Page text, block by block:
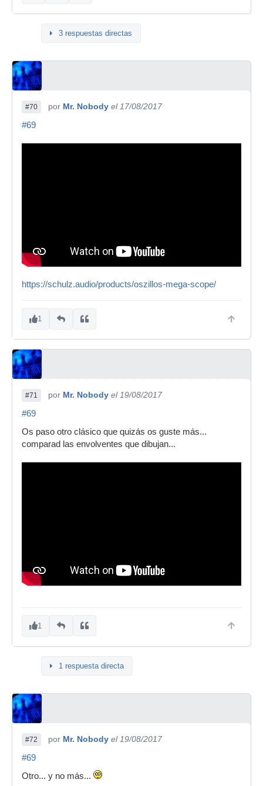
3 respuestas directas
#70 por Mr. Nobody el 17/08/2017
#69
https://schulz.audio/products/oszillos-mega-scope/
1
#71 por Mr. Nobody el 19/08/2017
#69
Os paso otro clásico que quizás os guste más...
comparad las envolventes que dibujan...
1
1 respuesta directa
#72 por Mr. Nobody el 19/08/2017
#69
Otro... y no más...